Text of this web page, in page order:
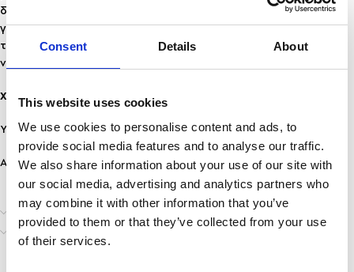
Consent Details About
This website uses cookies
We use cookies to personalise content and ads, to
provide social media features and to analyse our traffic.
We also share information about your use of our site with
our social media, advertising and analytics partners who
may combine it with other information that you’ve
provided to them or that they’ve collected from your use
of their services.
διάθεση και girly αισθητική. Αυτό το statement βραχιόλι θα
γίνει το πιο χαρούμενο κομμάτι της συλλογής σου. Ιδανικό για
τις casual εμφανίσεις σου, αλλά και για να προσθέσεις μια
νότα fun σε κάθε look.
Χαρακτηριστικά:
Υλικό: Ανοξείδωτο Ατσάλι
Ανθεκτικότητα: Ανθεκτικό σε νερό & άρωμα, δε μαυρίζει!
Επιπλέον πληροφορίες
Αποστολή & Παράδοση